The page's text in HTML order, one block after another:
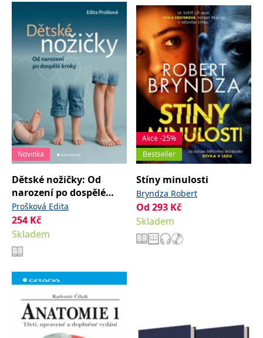
Novinka
Dětské nožičky: Od
narození po dospělé
kroky
Prošková Edita
254 Kč
Skladem
Akce -25%
Bestseller
Stíny minulosti
Bryndza Robert
Od 293 Kč
Skladem